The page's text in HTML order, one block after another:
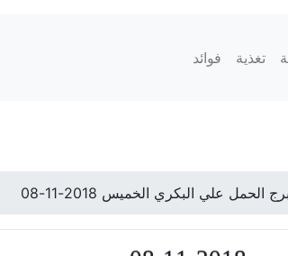
تغذية فوائد
علي البكري الخميس 2018-11-08